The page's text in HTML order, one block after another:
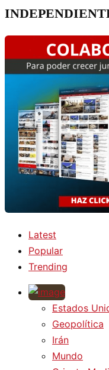
Latest
Popular
Trending
Estados
Geopolítica
Irán
Mundo